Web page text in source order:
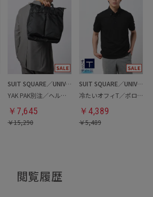
SUIT SQUARE／UNIVERSAL LANGUAGE
YAK PAK別注／ヘルメットバッグ
￥ 7,645
￥15,290
SUIT SQUARE／UNIVERSAL LANGUAGE
冷たいオフィT／ポロシャツ
￥ 4,389
￥5,489
閲覧履歴